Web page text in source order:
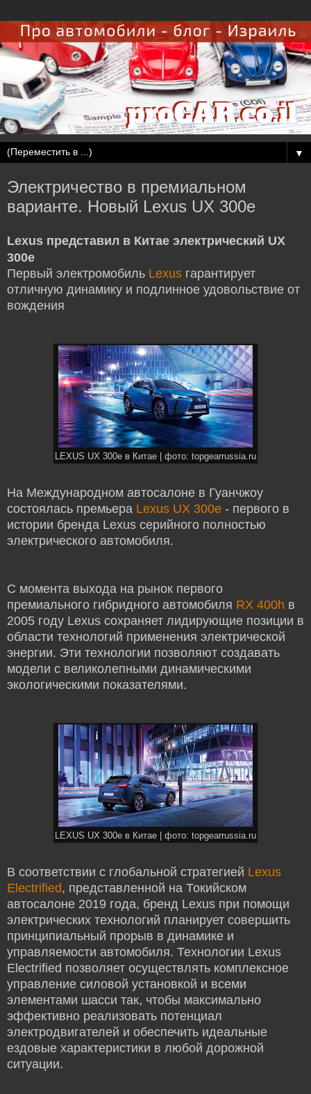
▼
Электричество в премиальном
варианте. Новый Lexus UX 300e
Lexus представил в Китае электрический UX
300e
Первый электромобиль Lexus гарантирует
отличную динамику и подлинное удовольствие от
вождения
LEXUS UX 300e в Китае | фото: topgearrussia.ru
На Международном автосалоне в Гуанчжоу
состоялась премьера Lexus UX 300e - первого в
истории бренда Lexus серийного полностью
электрического автомобиля.
С момента выхода на рынок первого
премиального гибридного автомобиля RX 400h в
2005 году Lexus сохраняет лидирующие позиции в
области технологий применения электрической
энергии. Эти технологии позволяют создавать
модели с великолепными динамическими
экологическими показателями.
LEXUS UX 300e в Китае | фото: topgearrussia.ru
В соответствии с глобальной стратегией Lexus
Electrified, представленной на Токийском
автосалоне 2019 года, бренд Lexus при помощи
электрических технологий планирует совершить
принципиальный прорыв в динамике и
управляемости автомобиля. Технологии Lexus
Electrified позволяет осуществлять комплексное
управление силовой установкой и всеми
элементами шасси так, чтобы максимально
эффективно реализовать потенциал
электродвигателей и обеспечить идеальные
ездовые характеристики в любой дорожной
ситуации.